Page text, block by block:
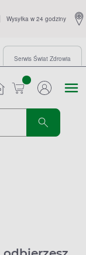
Wysyłka w 24 godziny
Serwis Świat Zdrowia
sztuk